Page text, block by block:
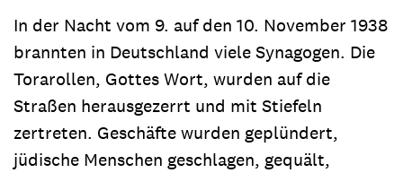
In der Nacht vom 9. auf den 10. November 1938
brannten in Deutschland viele Synagogen. Die
Torarollen, Gottes Wort, wurden auf die
Straßen herausgezerrt und mit Stiefeln
zertreten. Geschäfte wurden geplündert,
jüdische Menschen geschlagen, gequält,